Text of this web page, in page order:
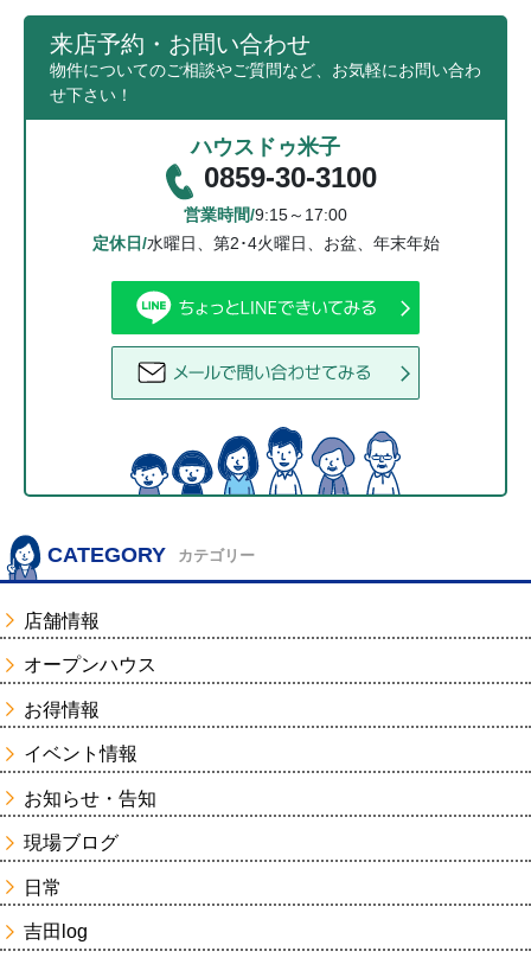
来店予約・お問い合わせ
物件についてのご相談やご質問など、お気軽にお問い合わ
せ下さい！
ハウスドゥ米子
0859-30-3100
営業時間/9:15～17:00
定休日/水曜日、第2･4火曜日、お盆、年末年始
CATEGORY カテゴリー
店舗情報
オープンハウス
お得情報
イベント情報
お知らせ・告知
現場ブログ
日常
吉田log